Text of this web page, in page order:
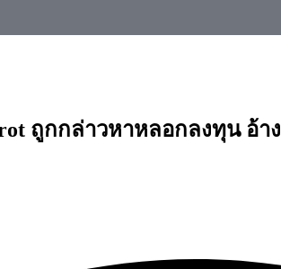
ถูกกล่าวหาหลอกลงทุน อ้